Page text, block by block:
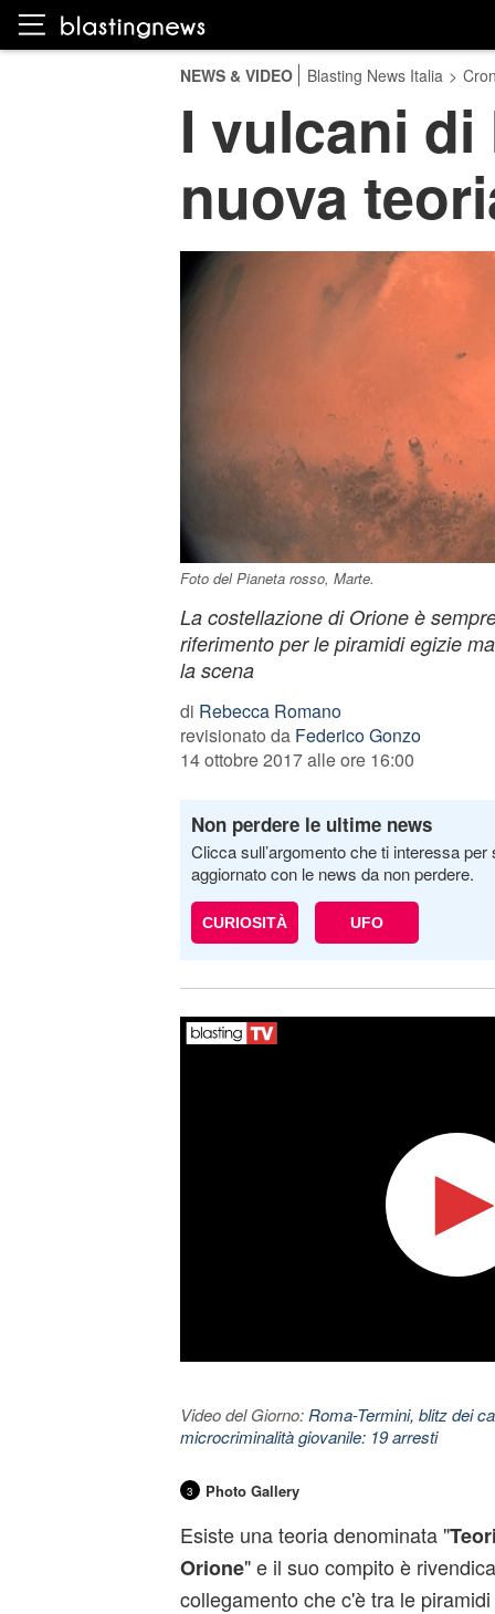
NEWS & VIDEO Blasting News Italia >
I vulcani di
nuova
Foto del Pianeta rosso, Marte.
La costellazione di Orione è
riferimento per le piramidi egizie
la scena
di Rebecca Romano
revisionato da Federico Gonzo
14 ottobre 2017 alle ore 16:00
Non perdere le ultime news
Clicca sull’argomento che ti interessa
aggiornato con le news da non perdere.
CURIOSITÀ UFO
Video del Giorno: Roma-Termini, blitz dei
microcriminalità giovanile: 19 arresti
3 Photo Gallery
Esiste una teoria denominata "
Orione" e il suo compito è
collegamento che c'è tra le